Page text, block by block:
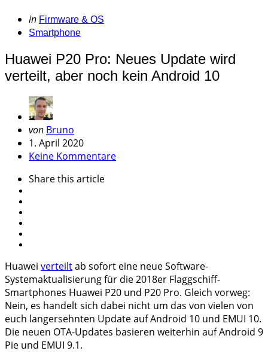
Categories
Posted
in
in Firmware & OS
Smartphone
Huawei P20 Pro: Neues Update wird
verteilt, aber noch kein Android 10
Geschrieben
von
von Bruno
1. April 2020
Keine Kommentare
Sharethis article
Huawei verteiltab sofort eine neue Software-
Systemaktualisierung für die 2018er Flaggschiff-
Smartphones Huawei P20 und P20 Pro. Gleich vorweg:
Nein, es handelt sich dabei nicht um das von vielen von
euch langersehnten Update auf Android 10 und EMUI 10.
Die neuen OTA-Updates basieren weiterhin auf Android 9
Pie und EMUI 9.1.